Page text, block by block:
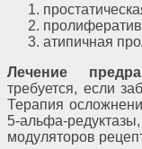
атипичная
Лечение
требуется, если
Терапия
5-альфа-
модуляторов